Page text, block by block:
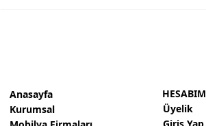
Anasayfa
Kurumsal
HESABIM
Üyelik